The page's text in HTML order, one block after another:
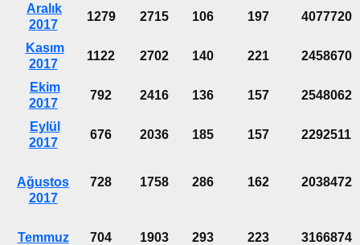
Aralık
2017
1279 2715 106 197 4077720
Kasım
2017
1122 2702 140 221 2458670
Ekim
2017
792 2416 136 157 2548062
Eylül
2017
676 2036 185 157 2292511
Ağustos
2017
728 1758 286 162 2038472
Temmuz
704 1903 293 223 3166874